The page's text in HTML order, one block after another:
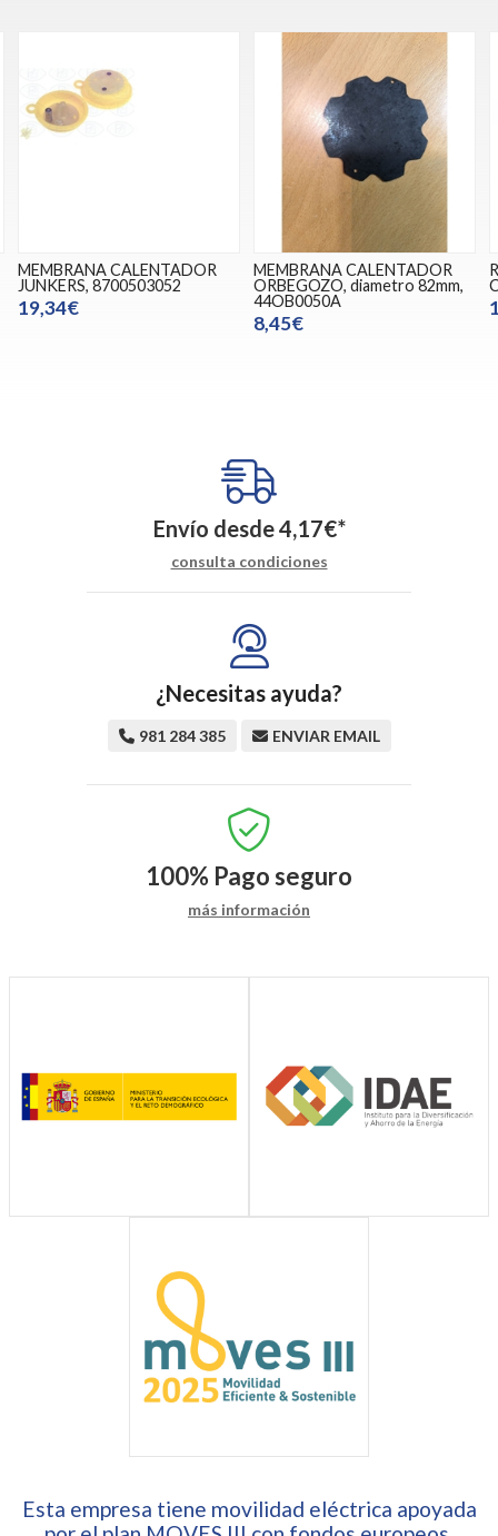
MEMBRANA CALENTADOR
JUNKERS, 8700503052
19,34€
MEMBRANA CALENTADOR
ORBEGOZO, diametro 82mm,
44OB0050A
8,45€
Envío desde4,17€*
consulta condiciones
¿Necesitas ayuda?
981 284 385 ENVIAR EMAIL
100% Pago seguro
más información
Esta empresa tiene movilidad eléctrica apoyada